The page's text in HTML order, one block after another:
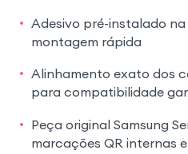
Adesivo pré-instalado
montagem rápida
Alinhamento exato dos
para compatibilidade
Peça original Samsung
marcações QR internas